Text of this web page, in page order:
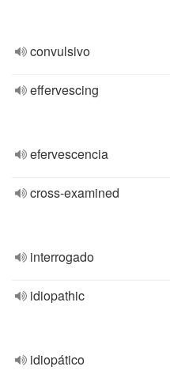
convulsivo
effervescing
efervescencia
cross-examined
interrogado
idiopathic
idiopático